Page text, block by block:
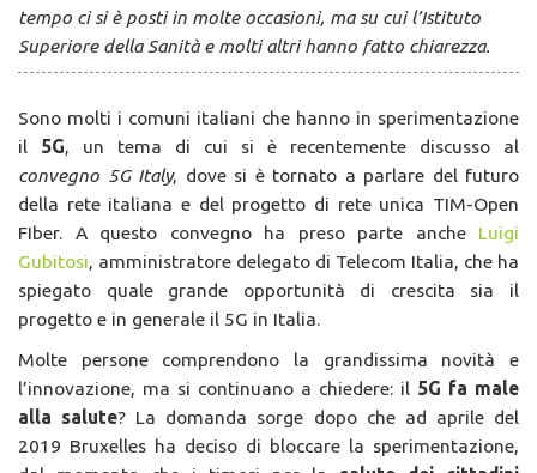
tempo ci si è posti in molte occasioni, ma su cui l’Istituto
Superiore della Sanità e molti altri hanno fatto chiarezza.
Sono molti i comuni italiani che hanno in sperimentazione
il 5G, un tema di cui si è recentemente discusso al
convegno 5G Italy, dove si è tornato a parlare del futuro
della rete italiana e del progetto di rete unica TIM-Open
FIber. A questo convegno ha preso parte anche Luigi
Gubitosi, amministratore delegato di Telecom Italia, che ha
spiegato quale grande opportunità di crescita sia il
progetto e in generale il 5G in Italia.
Molte persone comprendono la grandissima novità e
l’innovazione, ma si continuano a chiedere: il 5G fa male
alla salute? La domanda sorge dopo che ad aprile del
2019 Bruxelles ha deciso di bloccare la sperimentazione,